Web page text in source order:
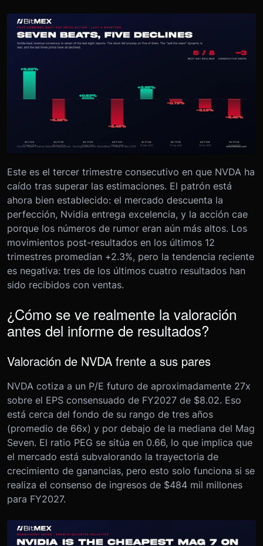
Este es el tercer trimestre consecutivo en que NVDA ha
caído tras superar las estimaciones. El patrón está
ahora bien establecido: el mercado descuenta la
perfección, Nvidia entrega excelencia, y la acción cae
porque los números de rumor eran aún más altos. Los
movimientos post-resultados en los últimos 12
trimestres promedian +2.3%, pero la tendencia reciente
es negativa: tres de los últimos cuatro resultados han
sido recibidos con ventas.
¿Cómo se ve realmente la valoración
antes del informe de resultados?
Valoración de NVDA frente a sus pares
NVDA cotiza a un P/E futuro de aproximadamente 27x
sobre el EPS consensuado de FY2027 de $8.02. Eso
está cerca del fondo de su rango de tres años
(promedio de 66x) y por debajo de la mediana del Mag
Seven. El ratio PEG se sitúa en 0.66, lo que implica que
el mercado está subvalorando la trayectoria de
crecimiento de ganancias, pero esto solo funciona si se
realiza el consenso de ingresos de $484 mil millones
para FY2027.